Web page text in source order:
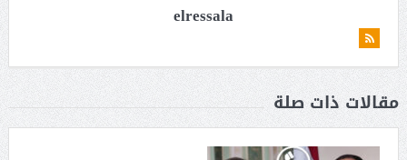
elressala
مقالات ذات صلة